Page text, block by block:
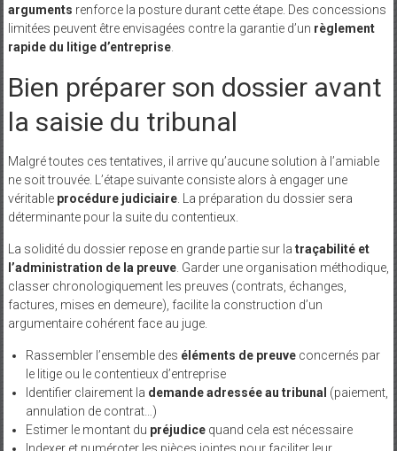
arguments renforce la posture durant cette étape. Des concessions
limitées peuvent être envisagées contre la garantie d’un règlement
rapide du litige d’entreprise.
Bien préparer son dossier avant
la saisie du tribunal
Malgré toutes ces tentatives, il arrive qu’aucune solution à l’amiable
ne soit trouvée. L’étape suivante consiste alors à engager une
véritable procédure judiciaire. La préparation du dossier sera
déterminante pour la suite du contentieux.
La solidité du dossier repose en grande partie sur la traçabilité et
l’administration de la preuve. Garder une organisation méthodique,
classer chronologiquement les preuves (contrats, échanges,
factures, mises en demeure), facilite la construction d’un
argumentaire cohérent face au juge.
Rassembler l’ensemble des éléments de preuveconcernés par
le litige ou le contentieux d’entreprise
Identifier clairement la demande adressée au tribunal (paiement,
annulation de contrat…)
Estimer le montant du préjudicequand cela est nécessaire